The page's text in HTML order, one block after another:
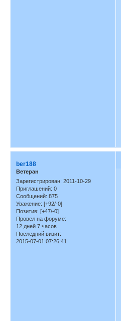
ber188
Ветеран
Зарегистрирован: 2011-10-29
Приглашений: 0
Сообщений: 875
Уважение: [+92/-0]
Позитив: [+47/-0]
Провел на форуме:
12 дней 7 часов
Последний визит:
2015-07-01 07:26:41